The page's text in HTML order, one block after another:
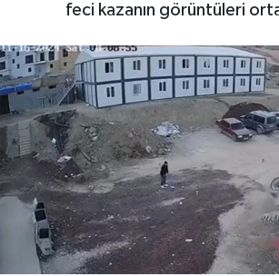
feci kazanın görüntüleri